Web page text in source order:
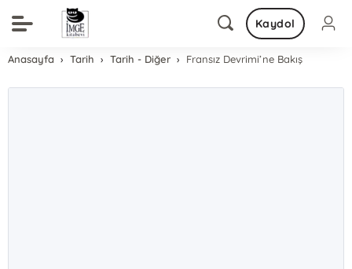
Kaydol
Anasayfa Tarih Tarih - Diğer Fransız Devrimi’ne Bakış